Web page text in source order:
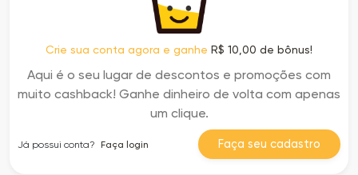
Crie sua conta agora e ganhe R$ 10,00 de bônus!
Aqui é o seu lugar de descontos e promoções com
muito cashback! Ganhe dinheiro de volta com apenas
um clique.
Faça seu cadastro
Já possui conta? Faça login